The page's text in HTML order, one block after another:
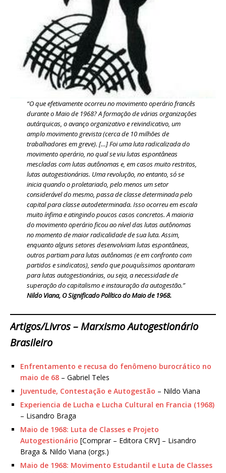
“O que efetivamente ocorreu no movimento operário francês
durante o Maio de 1968? A formação de várias organizações
autárquicas, o avanço organizativo e reivindicativo, um
amplo movimento grevista (cerca de 10 milhões de
trabalhadores em greve). […] Foi uma luta radicalizada do
movimento operário, no qual se viu lutas espontâneas
mescladas com lutas autônomas e, em casos muito restritos,
lutas autogestionárias. Uma revolução, no entanto, só se
inicia quando o proletariado, pelo menos um setor
considerável do mesmo, passa de classe determinada pelo
capital para classe autodeterminada. Isso ocorreu em escala
muito ínfima e atingindo poucos casos concretos. A maioria
do movimento operário ficou ao nível das lutas autônomas
no momento de maior radicalidade de sua luta. Assim,
enquanto alguns setores desenvolviam lutas espontâneas,
outros partiam para lutas autônomas (e em confronto com
partidos e sindicatos), sendo que pouquíssimos apontaram
para lutas autogestionárias, ou seja, a necessidade de
superação do capitalismo e instauração da autogestão.”
Nildo Viana, O Significado Político do Maio de 1968.
Artigos/Livros – Marxismo Autogestionário
Brasileiro
Enfrentamento e recusa do fenômeno burocrático no
maio de 68 – Gabriel Teles
Juventude, Contestação e Autogestão – Nildo Viana
Experiencia de Lucha e Lucha Cultural en Francia (1968)
– Lisandro Braga
Maio de 1968: Luta de Classes e Projeto
Autogestionário [Comprar – Editora CRV] – Lisandro
Braga & Nildo Viana (orgs.)
Maio de 1968: Movimento Estudantil e Luta de Classes